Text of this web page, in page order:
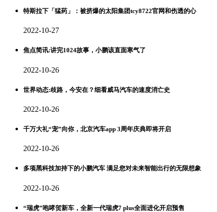
特斯拉下「猛药」：被挤爆的太阳集团tcy8722官网和伤透的心
2022-10-27
焦点简讯:讲完1024故事，小鹏该直面寒气了
2022-10-26
世界动态:歧路，今安在？细看威马汽车的速度消亡史
2022-10-26
千万大礼“宠”向你，北京汽车app 3周年庆典即将开启
2022-10-26
多项黑科技加持下的小鹏汽车 满足您对未来智能出行的无限想象
2022-10-26
“瑞虎”咆哮贺新车，全新一代瑞虎7 plus全面进化开启预售